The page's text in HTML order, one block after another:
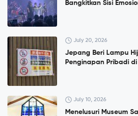
Bangkitkan Sisi
July 20, 2026
Jepang Beri Lampu
Penginapan Pribadi
July 10, 2026
Menelusuri Museum